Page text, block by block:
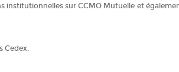
sur CCMO Mutuelle et
Cedex.